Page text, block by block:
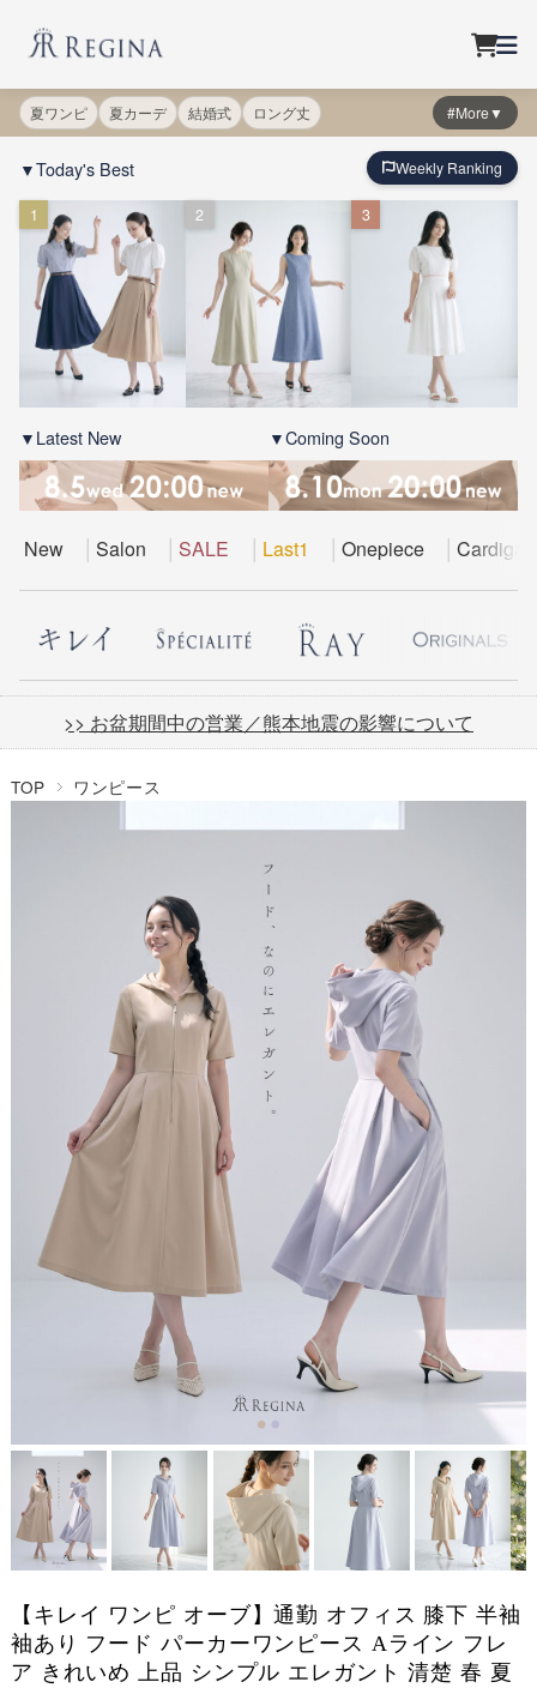
夏ワンピ 夏カーデ 結婚式 ロング丈 #More▼
▼Today's Best Weekly Ranking
1 2 3
▼Latest New ▼Coming Soon
New Salon SALE Last1 Onepiece Cardigan
>> お盆期間中の営業／熊本地震の影響について
TOP ワンピース
【キレイ ワンピ オーブ】通勤 オフィス 膝下 半袖
袖あり フード パーカーワンピース Aライン フレ
ア きれいめ 上品 シンプル エレガント 清楚 春 夏